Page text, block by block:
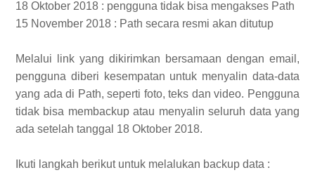
18 Oktober 2018 : pengguna tidak bisa mengakses Path
15 November 2018 : Path secara resmi akan ditutup
Melalui link yang dikirimkan bersamaan dengan email,
pengguna diberi kesempatan untuk menyalin data-data
yang ada di Path, seperti foto, teks dan video. Pengguna
tidak bisa membackup atau menyalin seluruh data yang
ada setelah tanggal 18 Oktober 2018.
Ikuti langkah berikut untuk melalukan backup data :